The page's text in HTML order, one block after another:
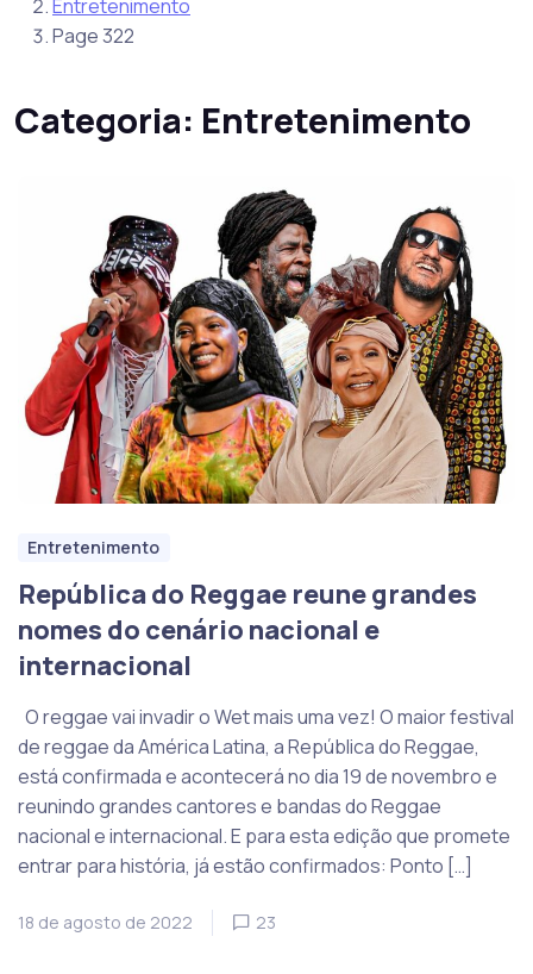
Entretenimento
Page 322
Categoria: Entretenimento
Entretenimento
República do Reggae reune grandes
nomes do cenário nacional e
internacional
O reggae vai invadir o Wet mais uma vez! O maior festival
de reggae da América Latina, a República do Reggae,
está confirmada e acontecerá no dia 19 de novembro e
reunindo grandes cantores e bandas do Reggae
nacional e internacional. E para esta edição que promete
entrar para história, já estão confirmados: Ponto […]
18 de agosto de 2022 23